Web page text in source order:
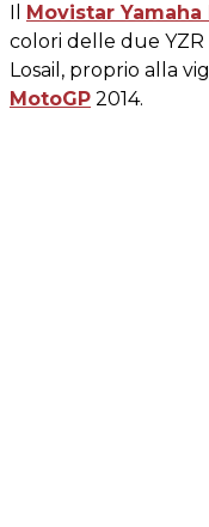
Il Movistar Yamaha
colori delle due YZR
Losail, proprio alla
MotoGP 2014.